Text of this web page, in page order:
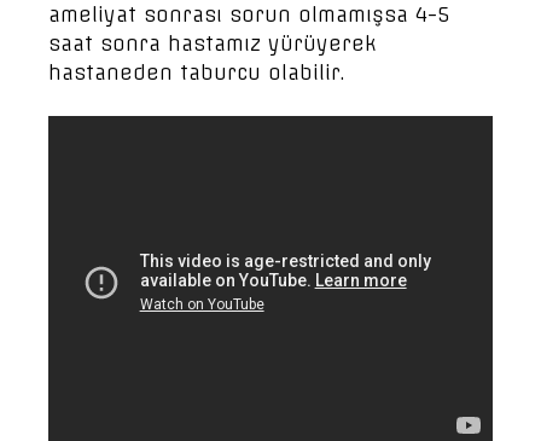
ameliyat sonrası sorun olmamışsa 4-5
saat sonra hastamız yürüyerek
hastaneden taburcu olabilir.